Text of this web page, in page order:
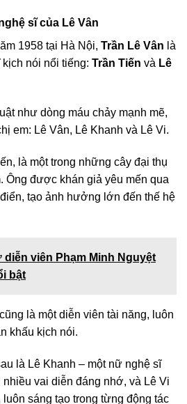
sĩ của Lê Vân
1958 tại Hà Nội, Trần Lê Vân là
nói nổi tiếng: Trần Tiến và Lê
như dòng máu chảy mạnh mẽ,
em: Lê Vân, Lê Khanh và Lê Vi.
là một trong những cây đại thụ
Ông được khán giả yêu mến qua
tạo ảnh hưởng lớn đến thế hệ
diễn viên Phạm Minh Nguyệt
bật
là một diễn viên tài năng, luôn
khấu kịch nói.
là Lê Khanh – một nữ nghệ sĩ
vai diễn đáng nhớ, và Lê Vi
sáng tạo trong từng động tác